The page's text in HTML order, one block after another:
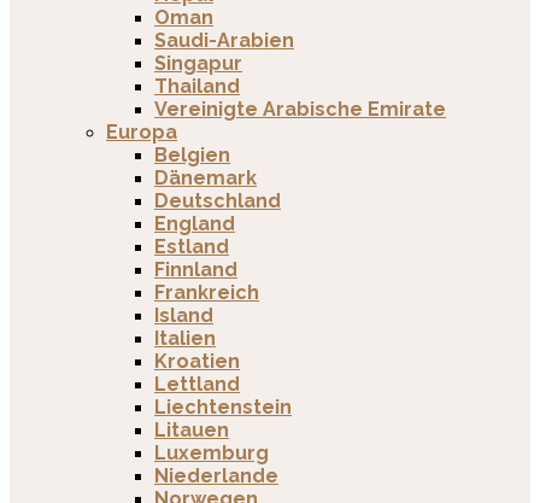
Oman
Saudi-Arabien
Singapur
Thailand
Vereinigte Arabische Emirate
Europa
Belgien
Dänemark
Deutschland
England
Estland
Finnland
Frankreich
Island
Italien
Kroatien
Lettland
Liechtenstein
Litauen
Luxemburg
Niederlande
Norwegen